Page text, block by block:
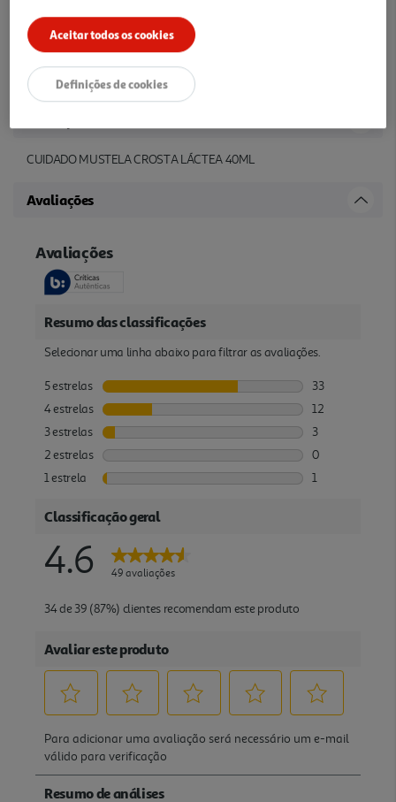
eliminação das escamas. Confirmar a informação no rótulo do
artigo. Devido a possíveis alterações de embalagens e/ou rótulos,
que recebe.
CUIDADO MUSTELA CROSTA LÁCTEA 40ML
Avaliações
Aceitar todos os cookies
Definições de cookies